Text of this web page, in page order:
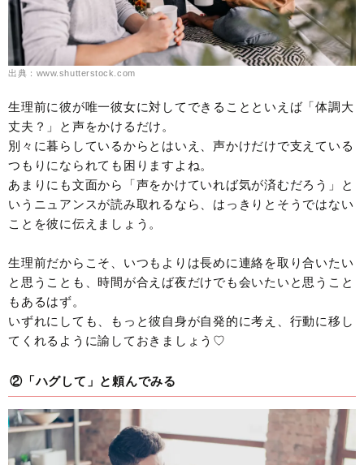
出典：www.shutterstock.com
生理前に彼が唯一彼女に対してできることといえば「体調大
丈夫？」と声をかけるだけ。
別々に暮らしているからとはいえ、声かけだけで支えている
つもりになられても困りますよね。
あまりにも文面から「声をかけていれば気が済むだろう」と
いうニュアンスが読み取れるなら、はっきりとそうではない
ことを彼に伝えましょう。
生理前だからこそ、いつもよりは長めに連絡を取り合いたい
と思うことも、時間が合えば夜だけでも会いたいと思うこと
もあるはず。
いずれにしても、もっと彼自身が自発的に考え、行動に移し
てくれるように諭しておきましょう♡
②「ハグして」と頼んでみる